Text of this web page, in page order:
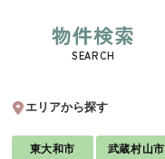
物件検索
SEARCH
エリアから探す
東大和市 武蔵村山市